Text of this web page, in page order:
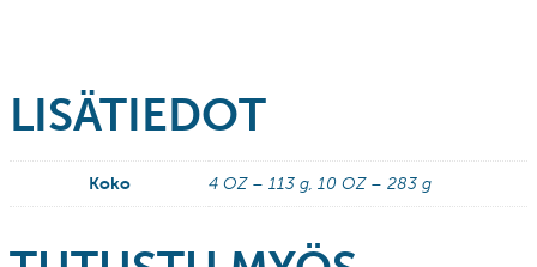
LISÄTIEDOT
Koko 4 OZ – 113 g, 10 OZ – 283 g